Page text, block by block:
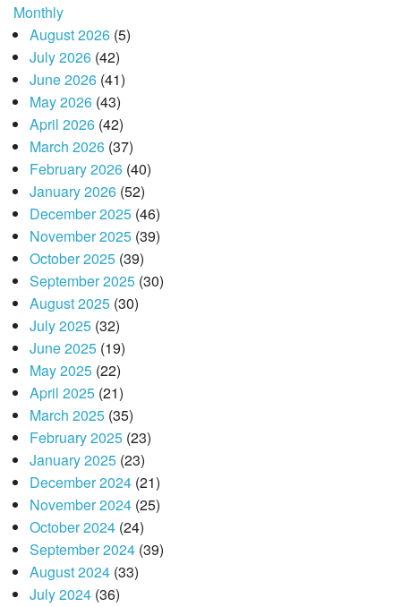
Monthly
August 2026(5)
July 2026(42)
June 2026(41)
May 2026(43)
April 2026(42)
March 2026(37)
February 2026(40)
January 2026(52)
December 2025(46)
November 2025(39)
October 2025(39)
September 2025(30)
August 2025(30)
July 2025(32)
June 2025(19)
May 2025(22)
April 2025(21)
March 2025(35)
February 2025(23)
January 2025(23)
December 2024(21)
November 2024(25)
October 2024(24)
September 2024(39)
August 2024(33)
July 2024(36)